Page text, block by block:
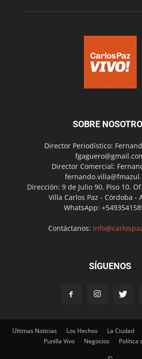
SOBRE
Director Periodístico:
Director Comercial:
Dirección: 9 de Julio 90. Piso 10. Of
Villa Carlos Paz - Córdoba -
WhatsApp:
Contáctanos:
SÍGUENOS
Ultimas Noticias Los Hechos La Ciudad
Punilla Vivo
Negocios Política